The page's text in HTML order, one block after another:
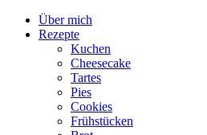
Über mich
Rezepte
Kuchen
Cheesecake
Tartes
Pies
Cookies
Frühstücken